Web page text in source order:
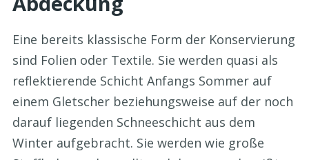
Eine bereits klassische Form der Konservierung
sind Folien oder Textile. Sie werden quasi als
reflektierende Schicht Anfangs Sommer auf
einem Gletscher beziehungsweise auf der noch
darauf liegenden Schneeschicht aus dem
Winter aufgebracht. Sie werden wie große